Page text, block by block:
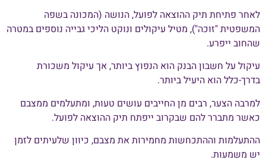
לאחר פתיחת תיק ההוצאה לפועל, הנושה (המכונה בשפה
המשפטית "זוכה"), מטיל עיקולים ונוקט הליכי גבייה נוספים במטרה
שהחוב ייפרע.
עיקול על חשבון הבנק הוא הנפוץ ביותר, אך עיקול משכורת
בדרך-כלל הוא היעיל ביותר.
למרבה הצער, רבים מן החייבים עושים טעות, ומתעלמים ממצבם
כאשר מתברר להם שבקרוב ייפתח תיק ההוצאה לפועל.
ההתעלמות וההתכחשות מחמירות את מצבם, כיוון שלעיתים לזמן
יש משמעות.